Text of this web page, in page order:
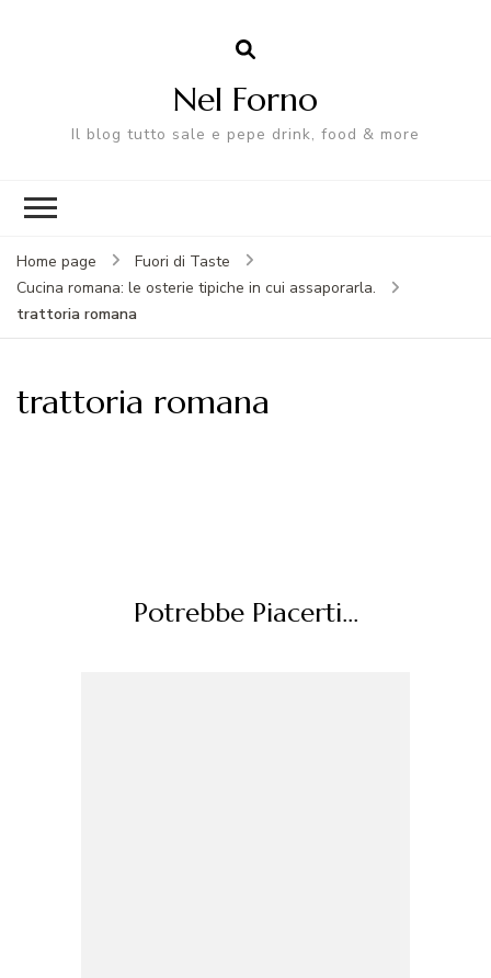
Nel Forno
Il blog tutto sale e pepe drink, food & more
Home page
Fuori di Taste
Cucina romana: le osterie tipiche in cui assaporarla.
trattoria romana
trattoria romana
Potrebbe Piacerti...